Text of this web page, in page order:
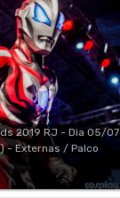
2019 RJ - Dia 05/07
- Externas / Palco